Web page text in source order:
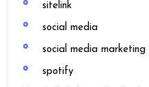
sitelink
social media
social media marketing
spotify